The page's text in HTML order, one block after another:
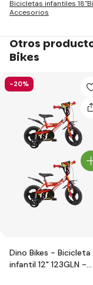
Bicicletas infantiles 18"
Accesorios
Otros
Bikes
-20%
Dino Bikes - Bicicleta
infantil 12" 123GLN -